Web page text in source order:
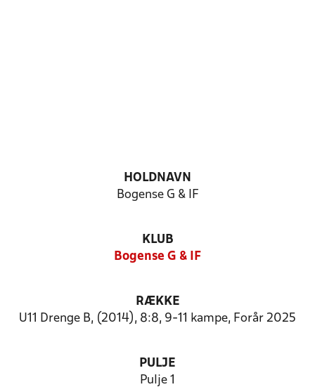
HOLDNAVN
Bogense G & IF
KLUB
Bogense G & IF
RÆKKE
U11 Drenge B, (2014), 8:8, 9-11 kampe, Forår 2025
PULJE
Pulje 1